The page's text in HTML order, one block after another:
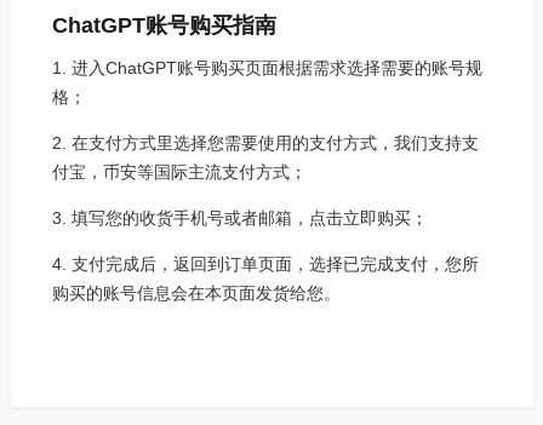
ChatGPT账号购买指南
1. 进入ChatGPT账号购买页面根据需求选择需要的账号规
格；
2. 在支付方式里选择您需要使用的支付方式，我们支持支
付宝，币安等国际主流支付方式；
3. 填写您的收货手机号或者邮箱，点击立即购买；
4. 支付完成后，返回到订单页面，选择已完成支付，您所
购买的账号信息会在本页面发货给您。